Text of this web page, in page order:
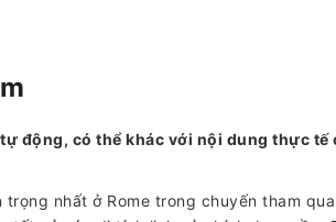
động, có thể khác với nội dung thực tế
trọng nhất ở Rome trong chuyến tham